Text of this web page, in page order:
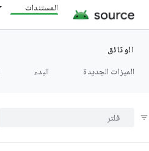
المستندات
الوثائق
الميزات الجديدة
البدء